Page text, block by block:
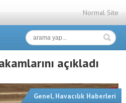
Normal Site
açıkladı
Genel, Havacılık Haberleri